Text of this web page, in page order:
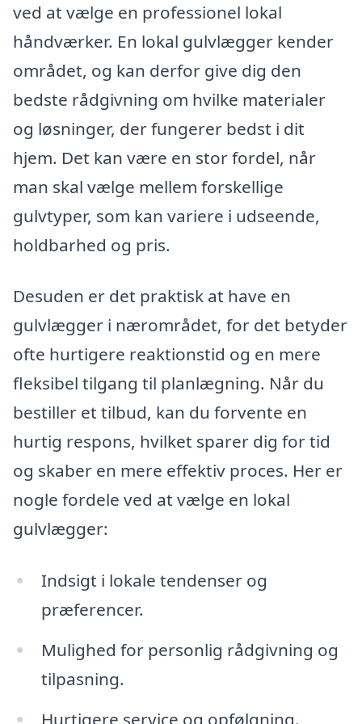
ved at vælge en professionel lokal
håndværker. En lokal gulvlægger kender
området, og kan derfor give dig den
bedste rådgivning om hvilke materialer
og løsninger, der fungerer bedst i dit
hjem. Det kan være en stor fordel, når
man skal vælge mellem forskellige
gulvtyper, som kan variere i udseende,
holdbarhed og pris.
Desuden er det praktisk at have en
gulvlægger i nærområdet, for det betyder
ofte hurtigere reaktionstid og en mere
fleksibel tilgang til planlægning. Når du
bestiller et tilbud, kan du forvente en
hurtig respons, hvilket sparer dig for tid
og skaber en mere effektiv proces. Her er
nogle fordele ved at vælge en lokal
gulvlægger:
Indsigt i lokale tendenser og
præferencer.
Mulighed for personlig rådgivning og
tilpasning.
Hurtigere service og opfølgning.